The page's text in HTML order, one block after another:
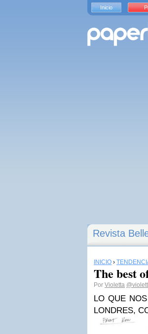
Revista
INICIO ›
The best
Por Violetta
LO QUE
LONDRES,
Inicio